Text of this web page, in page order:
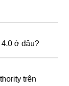
ở đâu?
trên